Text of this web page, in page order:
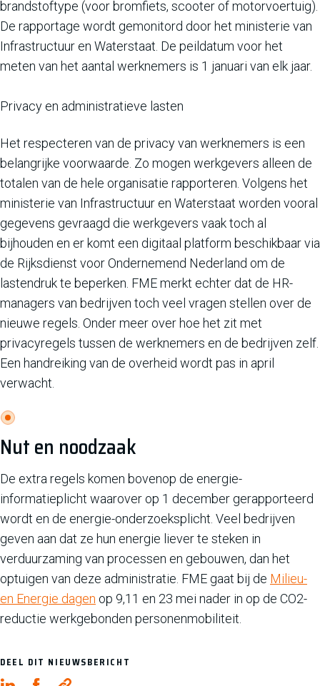
brandstoftype (voor bromfiets, scooter of motorvoertuig).
De rapportage wordt gemonitord door het ministerie van
Infrastructuur en Waterstaat. De peildatum voor het
meten van het aantal werknemers is 1 januari van elk jaar.
Privacy en administratieve lasten
Het respecteren van de privacy van werknemers is een
belangrijke voorwaarde. Zo mogen werkgevers alleen de
totalen van de hele organisatie rapporteren. Volgens het
ministerie van Infrastructuur en Waterstaat worden vooral
gegevens gevraagd die werkgevers vaak toch al
bijhouden en er komt een digitaal platform beschikbaar via
de Rijksdienst voor Ondernemend Nederland om de
lastendruk te beperken. FME merkt echter dat de HR-
managers van bedrijven toch veel vragen stellen over de
nieuwe regels. Onder meer over hoe het zit met
privacyregels tussen de werknemers en de bedrijven zelf.
Een handreiking van de overheid wordt pas in april
verwacht.
Nut en noodzaak
De extra regels komen bovenop de energie-
informatieplicht waarover op 1 december gerapporteerd
wordt en de energie-onderzoeksplicht. Veel bedrijven
geven aan dat ze hun energie liever te steken in
verduurzaming van processen en gebouwen, dan het
optuigen van deze administratie. FME gaat bij de Milieu-
en Energie dagen op 9,11 en 23 mei nader in op de CO2-
reductie werkgebonden personenmobiliteit.
DEEL DIT NIEUWSBERICHT